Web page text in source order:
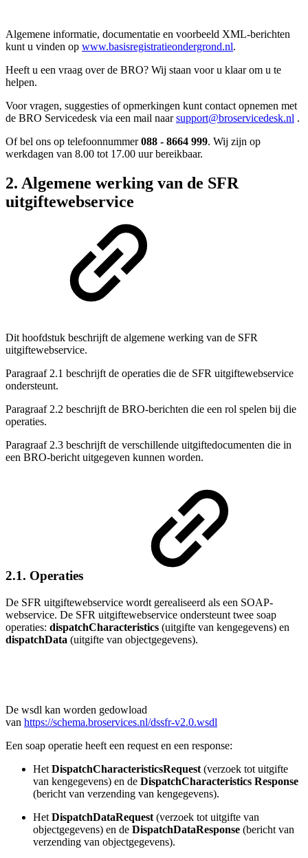
Algemene informatie, documentatie en voorbeeld XML-berichten
kunt u vinden op www.basisregistratieondergrond.nl.
Heeft u een vraag over de BRO? Wij staan voor u klaar om u te
helpen.
Voor vragen, suggesties of opmerkingen kunt contact opnemen met
de BRO Servicedesk via een mail naarsupport@broservicedesk.nl .
Of bel ons op telefoonnummer088 - 8664 999. Wij zijn op
werkdagen van 8.00 tot 17.00 uur bereikbaar.
2. Algemene werking van de SFR
uitgiftewebservice
Dit hoofdstuk beschrijft de algemene werking van de SFR
uitgiftewebservice.
Paragraaf 2.1 beschrijft de operaties die de SFR uitgiftewebservice
ondersteunt.
Paragraaf 2.2 beschrijft de BRO-berichten die een rol spelen bij die
operaties.
Paragraaf 2.3 beschrijft de verschillende uitgiftedocumenten die in
een BRO-bericht uitgegeven kunnen worden.
2.1. Operaties
De SFR uitgiftewebservice wordt gerealiseerd als een SOAP-
webservice. De SFR uitgiftewebservice ondersteunt twee soap
operaties: dispatchCharacteristics (uitgifte van kengegevens) en
dispatchData (uitgifte van objectgegevens).
De wsdl kan worden gedowload
van https://schema.broservices.nl/dssfr-v2.0.wsdl
Een soap operatie heeft een request en een response:
Het DispatchCharacteristicsRequest (verzoek tot uitgifte
van kengegevens) en de DispatchCharacteristics Response
(bericht van verzending van kengegevens).
Het DispatchDataRequest (verzoek tot uitgifte van
objectgegevens) en de DispatchDataResponse (bericht van
verzending van objectgegevens).